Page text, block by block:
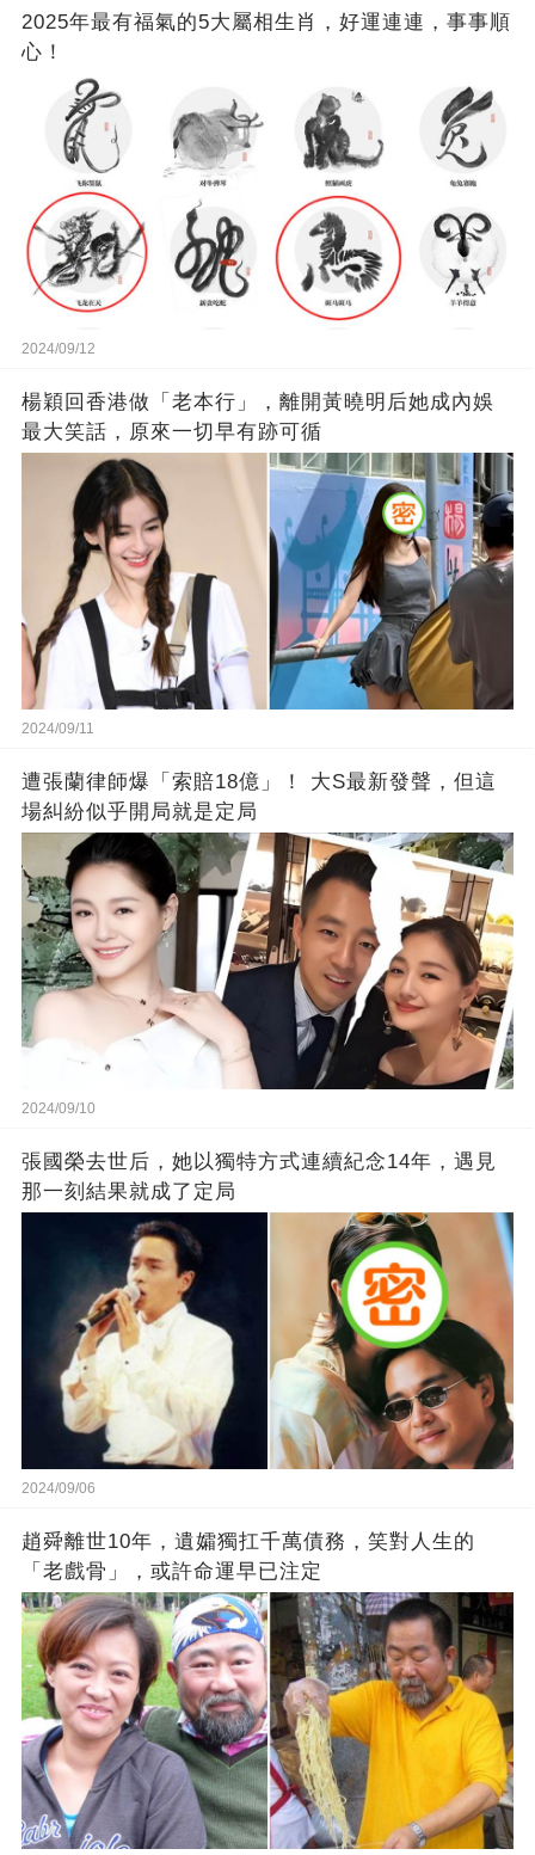
2025年最有福氣的5大屬相生肖，好運連連，事事順
心！
2024/09/12
楊穎回香港做「老本行」，離開黃曉明后她成內娛
最大笑話，原來一切早有跡可循
2024/09/11
遭張蘭律師爆「索賠18億」！ 大S最新發聲，但這
場糾紛似乎開局就是定局
2024/09/10
張國榮去世后，她以獨特方式連續紀念14年，遇見
那一刻結果就成了定局
2024/09/06
趙舜離世10年，遺孀獨扛千萬債務，笑對人生的
「老戲骨」，或許命運早已注定